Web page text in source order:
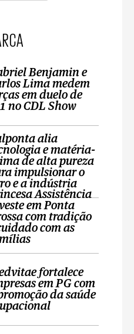
Benjamin e
Lima medem
em duelo de
no CDL Show
alia
e matéria-
de alta pureza
impulsionar o
e a indústria
Assistência
em Ponta
com tradição
com as
fortalece
em PG com
da saúde